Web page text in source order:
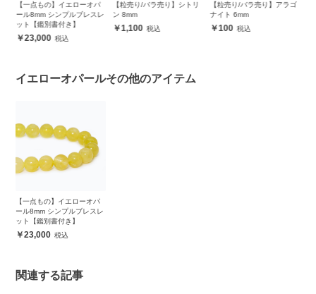
【一点もの】イエローオパ
ール8mm シンプルブレスレ
ット【鑑別書付き】
23,000
【粒売り/バラ売り】シトリ
ン 8mm
1,100
【粒売り/バラ売り】アラゴ
ナイト 6mm
100
イエローオパールその他のアイテム
【一点もの】イエローオパ
ール8mm シンプルブレスレ
ット【鑑別書付き】
23,000
関連する記事